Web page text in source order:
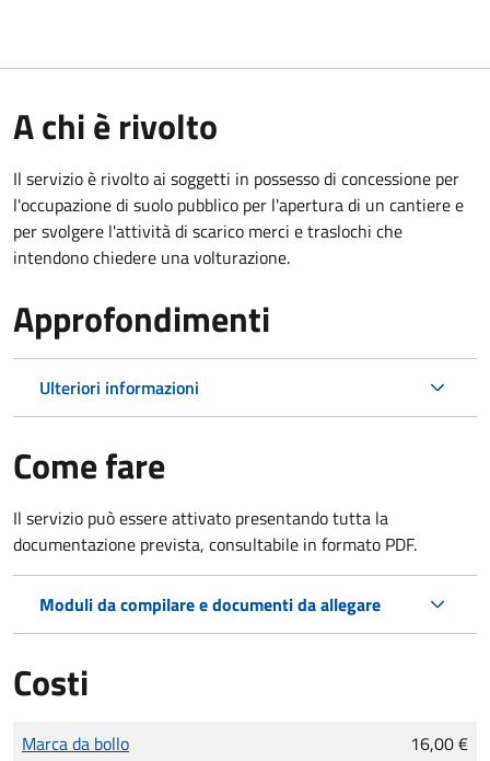
A chi è rivolto
Il servizio è rivolto ai soggetti in possesso di concessione per
l'occupazione di suolo pubblico per l'apertura di un cantiere e
per svolgere l'attività di scarico merci e traslochi che
intendono chiedere una volturazione.
Approfondimenti
Ulteriori informazioni
Come fare
Il servizio può essere attivato presentando tutta la
documentazione prevista, consultabile in formato PDF.
Moduli da compilare e documenti da allegare
Costi
Tipo di pagamento
Importo
Marca da bollo 16,00 €